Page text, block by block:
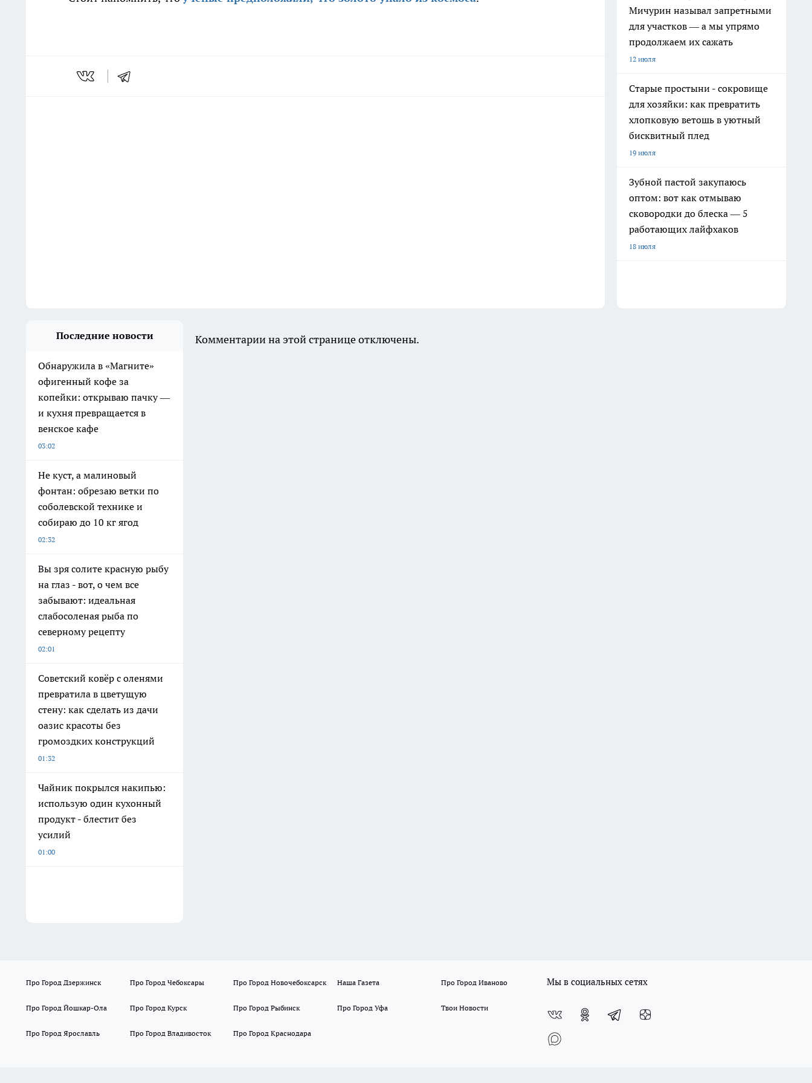
Мичурин называл запретными
для участков — а мы упрямо
продолжаем их сажать
12 июля
Старые простыни - сокровище
для хозяйки: как превратить
хлопковую ветошь в уютный
бисквитный плед
19 июля
Зубной пастой закупаюсь
оптом: вот как отмываю
сковородки до блеска — 5
работающих лайфхаков
18 июля
Последние новости
Обнаружила в «Магните»
офигенный кофе за
копейки: открываю пачку —
и кухня превращается в
венское кафе
03:02
Не куст, а малиновый
фонтан: обрезаю ветки по
соболевской технике и
собираю до 10 кг ягод
02:32
Вы зря солите красную рыбу
на глаз - вот, о чем все
забывают: идеальная
слабосоленая рыба по
северному рецепту
02:01
Советский ковёр с оленями
превратила в цветущую
стену: как сделать из дачи
оазис красоты без
громоздких конструкций
01:32
Чайник покрылся накипью:
использую один кухонный
продукт - блестит без
усилий
01:00
Комментарии на этой странице отключены.
Про Город Дзержинск Про Город Чебоксары Про Город Новочебоксарск Наша Газета Про Город Иваново
Про Город Йошкар-Ола Про Город Курск Про Город Рыбинск Про Город Уфа Твои Новости
Про Город Ярославль Про Город Владивосток Про Город Краснодара
Мы в социальных сетях